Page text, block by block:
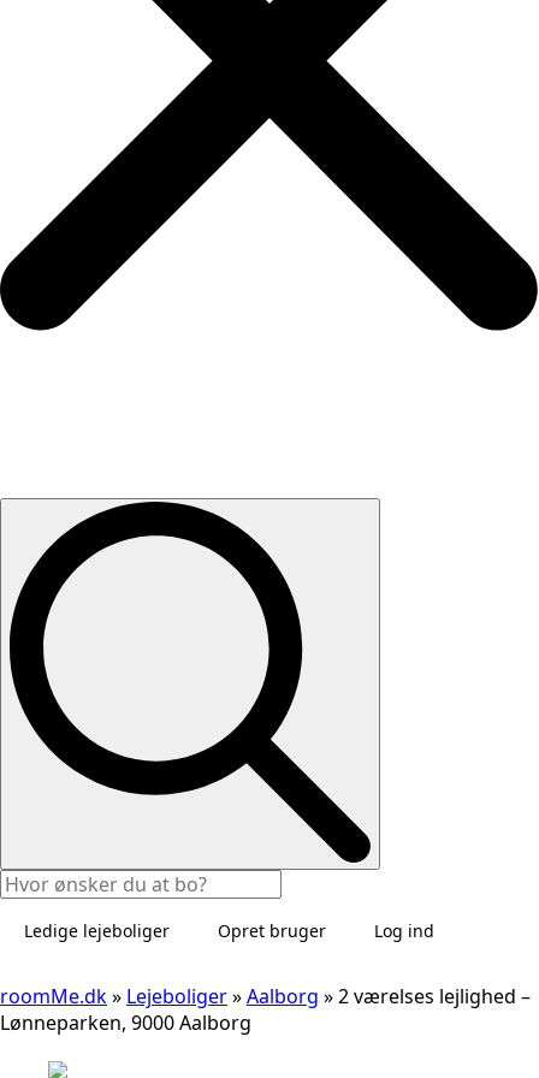
Ledige lejeboliger Opret bruger Log ind
roomMe.dk» Lejeboliger»Aalborg »2 værelses lejlighed –
Lønneparken, 9000 Aalborg